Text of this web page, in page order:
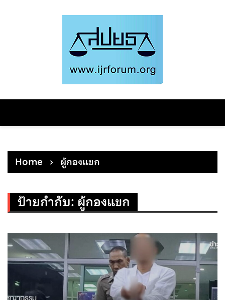
Home ผู้กองแขก
ป้ายกำกับ: ผู้กองแขก